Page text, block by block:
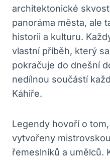
architektonické
panoráma města, ale
historii a kulturu.
vlastní příběh, který
pokračuje do dnešní
nedílnou součástí
Káhiře.
Legendy hovoří o
vytvořeny
řemeslníků a umělců.